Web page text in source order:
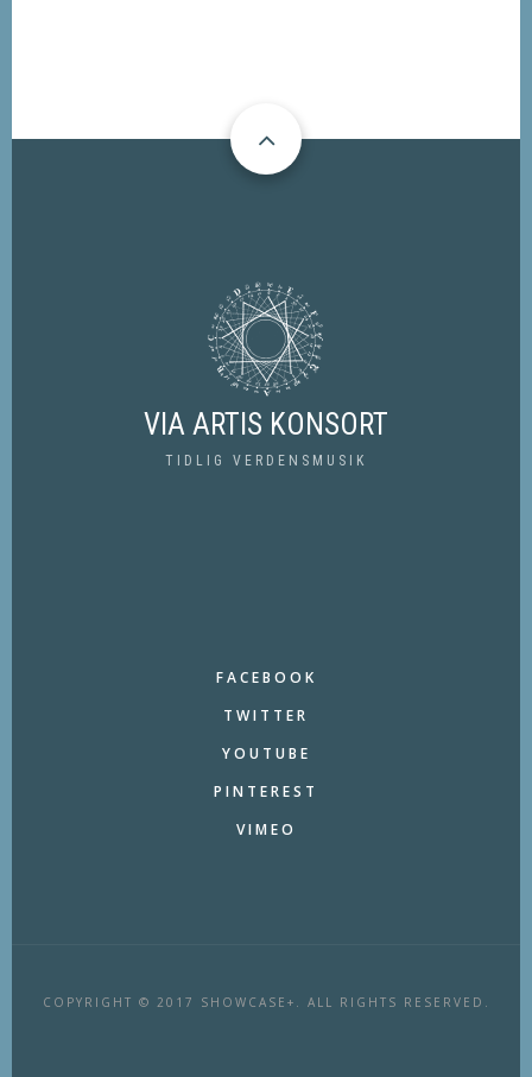
VIA ARTIS KONSORT
TIDLIG VERDENSMUSIK
FACEBOOK
TWITTER
YOUTUBE
PINTEREST
VIMEO
COPYRIGHT © 2017 SHOWCASE+. ALL RIGHTS RESERVED.